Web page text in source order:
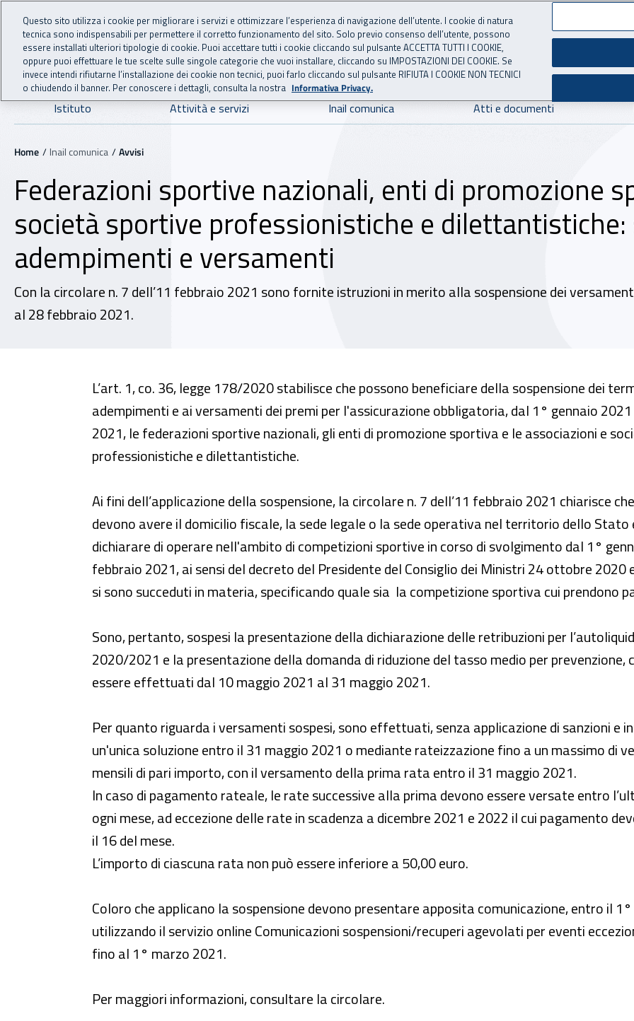
Vai al menu principale
Vai al contenuto principale
INAIL - Istituto Nazionale per l'Assicurazione
Navigazione principale
Istituto Attività e servizi Inail comunica Atti e documenti
Navigazione - Ti trovi in:
Home Inail comunica Avvisi
Federazioni sportive nazionali, enti di promozione
società sportive professionistiche e
adempimenti e versamenti
Con la circolare n. 7 dell’11 febbraio 2021 sono fornite istruzioni in merito alla sospensione dei
al 28 febbraio 2021.
L’art. 1, co. 36, legge 178/2020 stabilisce che possono beneficiare della sospensione dei
adempimenti e ai versamenti dei premi per l'assicurazione obbligatoria, dal 1° gennaio
2021, le federazioni sportive nazionali, gli enti di promozione sportiva e le associazioni e
professionistiche e dilettantistiche.
Ai fini dell’applicazione della sospensione, la circolare n. 7 dell’11 febbraio 2021 chiarisce
devono avere il domicilio fiscale, la sede legale o la sede operativa nel territorio dello Stato
dichiarare di operare nell'ambito di competizioni sportive in corso di svolgimento dal 1°
febbraio 2021, ai sensi del decreto del Presidente del Consiglio dei Ministri 24 ottobre 2020
si sono succeduti in materia, specificando quale sia la competizione sportiva cui prendono
Sono, pertanto, sospesi la presentazione della dichiarazione delle retribuzioni per
2020/2021 e la presentazione della domanda di riduzione del tasso medio per prevenzione,
essere effettuati dal 10 maggio 2021 al 31 maggio 2021.
Per quanto riguarda i versamenti sospesi, sono effettuati, senza applicazione di sanzioni e
un'unica soluzione entro il 31 maggio 2021 o mediante rateizzazione fino a un massimo di
mensili di pari importo, con il versamento della prima rata entro il 31 maggio 2021.
In caso di pagamento rateale, le rate successive alla prima devono essere versate entro
ogni mese, ad eccezione delle rate in scadenza a dicembre 2021 e 2022 il cui pagamento
il 16 del mese.
L’importo di ciascuna rata non può essere inferiore a 50,00 euro.
Coloro che applicano la sospensione devono presentare apposita comunicazione, entro il
utilizzando il servizio online Comunicazioni sospensioni/recuperi agevolati per eventi
fino al 1° marzo 2021.
Per maggiori informazioni, consultare la circolare.
Questo sito utilizza i cookie per migliorare i servizi e ottimizzare l’esperienza di navigazione dell’utente. I cookie di natura
tecnica sono indispensabili per permettere il corretto funzionamento del sito. Solo previo consenso dell’utente, possono
essere installati ulteriori tipologie di cookie. Puoi accettare tutti i cookie cliccando sul pulsante ACCETTA TUTTI I COOKIE,
oppure puoi effettuare le tue scelte sulle singole categorie che vuoi installare, cliccando su IMPOSTAZIONI DEI COOKIE. Se
invece intendi rifiutarne l’installazione dei cookie non tecnici, puoi farlo cliccando sul pulsante RIFIUTA I COOKIE NON TECNICI
o chiudendo il banner. Per conoscere i dettagli, consulta la nostra Informativa Privacy.